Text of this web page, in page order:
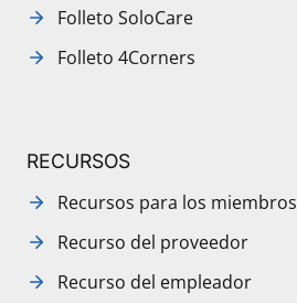
Folleto SoloCare
Folleto 4Corners
RECURSOS
Recursos para los miembros
Recurso del proveedor
Recurso del empleador